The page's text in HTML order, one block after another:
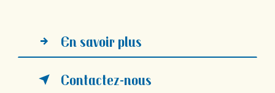
En savoir plus
Contactez-nous